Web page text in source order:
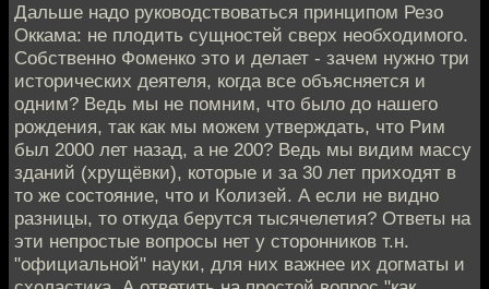
Дальше надо руководствоваться принципом Резо
Оккама: не плодить сущностей сверх необходимого.
Собственно Фоменко это и делает - зачем нужно три
исторических деятеля, когда все объясняется и
одним? Ведь мы не помним, что было до нашего
рождения, так как мы можем утверждать, что Рим
был 2000 лет назад, а не 200? Ведь мы видим массу
зданий (хрущёвки), которые и за 30 лет приходят в
то же состояние, что и Колизей. А если не видно
разницы, то откуда берутся тысячелетия? Ответы на
эти непростые вопросы нет у сторонников т.н.
"официальной" науки, для них важнее их догматы и